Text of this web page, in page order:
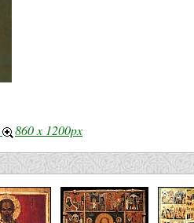
860 x 1200px